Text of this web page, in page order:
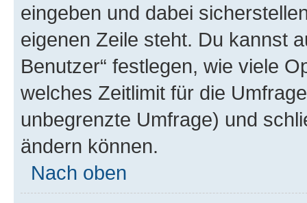
eingeben und dabei
eigenen Zeile steht. Du kannst
Benutzer“ festlegen, wie viele
welches Zeitlimit für die
unbegrenzte Umfrage) und
ändern können.
Nach oben